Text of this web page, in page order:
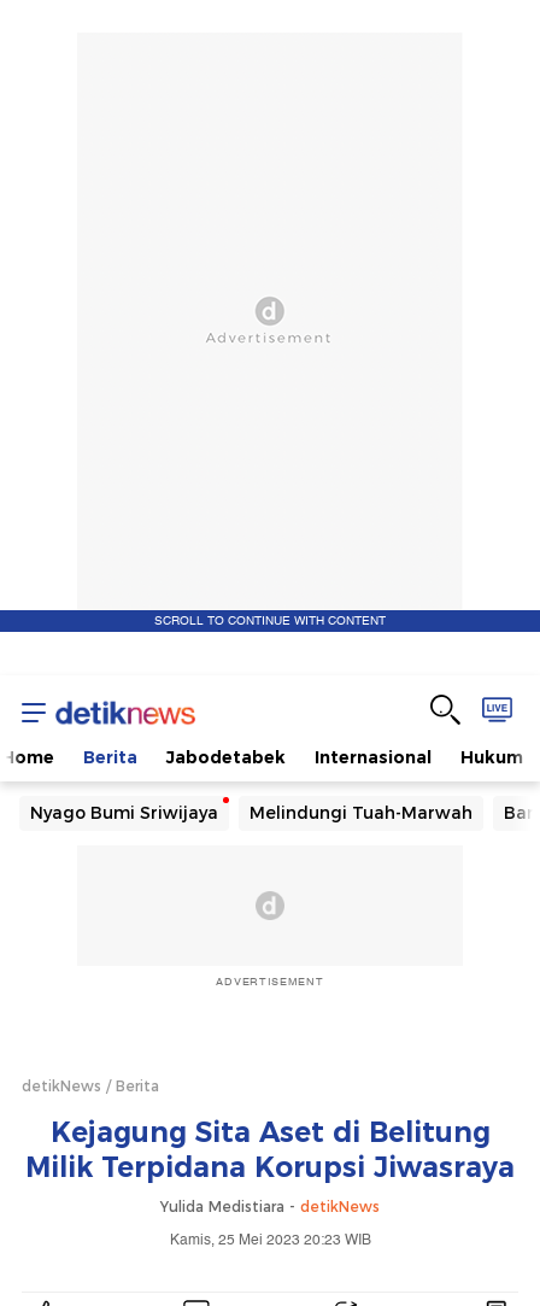
SCROLL TO CONTINUE WITH CONTENT
Home Berita Jabodetabek Internasional Hukum
Nyago Bumi Sriwijaya Melindungi Tuah-Marwah
ADVERTISEMENT
detikNews Berita
Kejagung Sita Aset di Belitung
Milik Terpidana Korupsi Jiwasraya
Yulida Medistiara - detikNews
Kamis, 25 Mei 2023 20:23 WIB